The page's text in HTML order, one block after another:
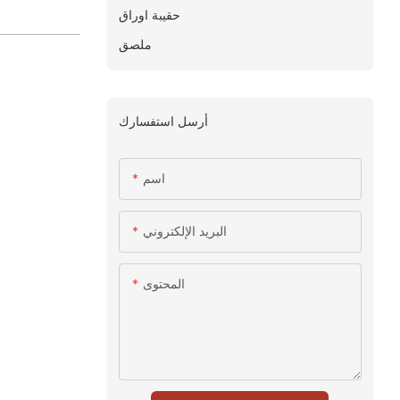
حقيبة اوراق
ملصق
أرسل استفسارك
اسم
البريد الإلكتروني
المحتوى